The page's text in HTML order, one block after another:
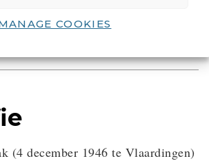
COOKIES
LEES MEER
(4 december 1946 te Vlaardingen)